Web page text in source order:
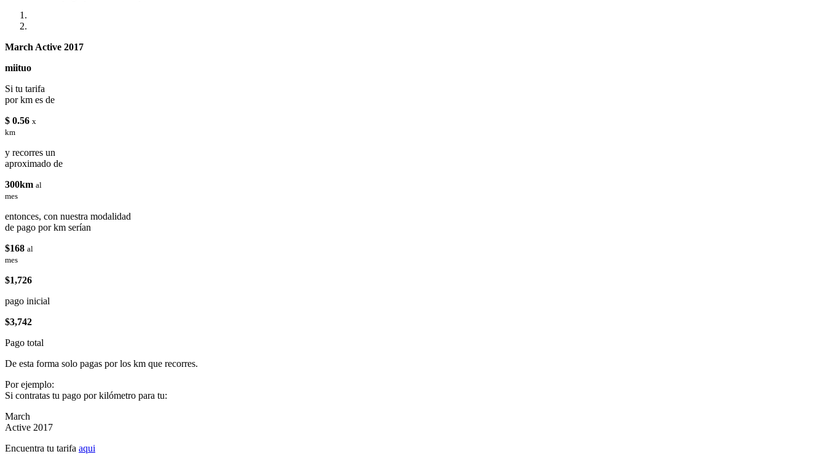
March Active 2017
miituo
Si tu tarifa
por km es de
$ 0.56 x
km
y recorres un
aproximado de
300km al
mes
entonces, con nuestra modalidad
de pago por km serían
$168 al
mes
$1,726
pago inicial
$3,742
Pago total
De esta forma solo pagas por los km que recorres.
Por ejemplo:
Si contratas tu pago por kilómetro para tu:
March
Active 2017
Encuentra tu tarifa aqui